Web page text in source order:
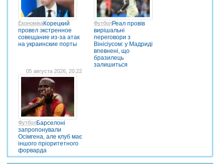
ЕкономікаКорецкий
провел экстренное
совещание из-за атак
на украинские порты
ФутболРеал провів
вирішальні
переговори з
Вінісіусом: у Мадриді
впевнені, що
бразилець
залишиться
05 августа 2026, 20:22
ФутболБарселоні
запропонували
Осімгена, але клуб має
іншого пріоритетного
форварда